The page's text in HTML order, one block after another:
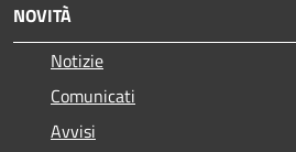
NOVITÀ
Notizie
Comunicati
Avvisi